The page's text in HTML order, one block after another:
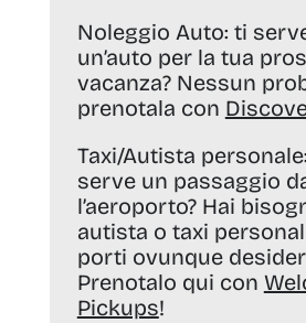
Noleggio Auto: ti
un’auto per la tua
vacanza? Nessun
prenotala con
Taxi/Autista personale:
serve un passaggio
l’aeroporto? Hai
autista o taxi
porti ovunque
Prenotalo qui con
Pickups!